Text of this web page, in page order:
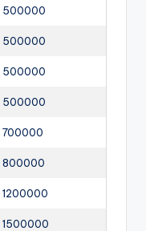
500000
500000
500000
500000
700000
800000
1200000
1500000